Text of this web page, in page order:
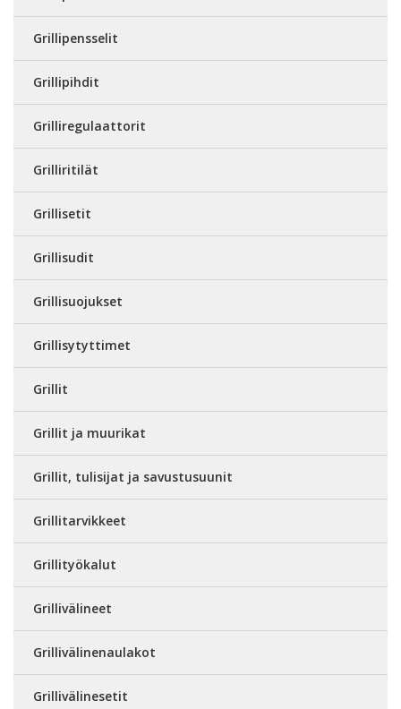
Grillipensselit
Grillipihdit
Grilliregulaattorit
Grilliritilät
Grillisetit
Grillisudit
Grillisuojukset
Grillisytyttimet
Grillit
Grillit ja muurikat
Grillit, tulisijat ja savustusuunit
Grillitarvikkeet
Grillityökalut
Grillivälineet
Grillivälinenaulakot
Grillivälinesetit